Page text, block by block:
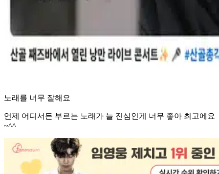
노래를 너무 잘해요
언제 어디서든 부르는 노래가 늘 진심인게 너무 좋아 최고에요
~^^